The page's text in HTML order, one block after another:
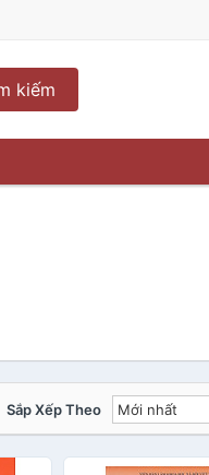
kiếm
Sắp Xếp Theo